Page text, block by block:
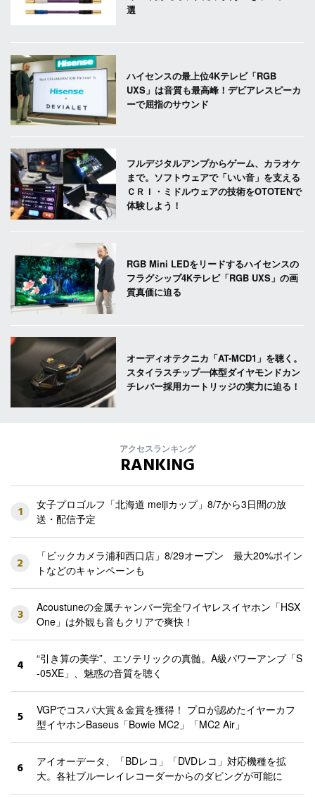
選
ハイセンスの最上位4Kテレビ「RGB
UXS」は音質も最高峰！デビアレスピーカ
ーで屈指のサウンド
フルデジタルアンプからゲーム、カラオケ
まで。ソフトウェアで「いい音」を支える
ＣＲＩ・ミドルウェアの技術をOTOTENで
体験しよう！
RGB Mini LEDをリードするハイセンスの
フラグシップ4Kテレビ「RGB UXS」の画
質真価に迫る
オーディオテクニカ「AT-MCD1」を聴く。
スタイラスチップ一体型ダイヤモンドカン
チレバー採用カートリッジの実力に迫る！
アクセスランキング
RANKING
1
女子プロゴルフ「北海道 meijiカップ」8/7から3日間の放
送・配信予定
2
「ビックカメラ浦和西口店」8/29オープン 最大20%ポイン
トなどのキャンペーンも
3
Acoustuneの金属チャンバー完全ワイヤレスイヤホン「HSX
One」は外観も音もクリアで爽快！
4
“引き算の美学”、エソテリックの真髄。A級パワーアンプ「S
-05XE」、魅惑の音質を聴く
5
VGPでコスパ大賞＆金賞を獲得！ プロが認めたイヤーカフ
型イヤホンBaseus「Bowie MC2」「MC2 Air」
6
アイオーデータ、「BDレコ」「DVDレコ」対応機種を拡
大。各社ブルーレイレコーダーからのダビングが可能に